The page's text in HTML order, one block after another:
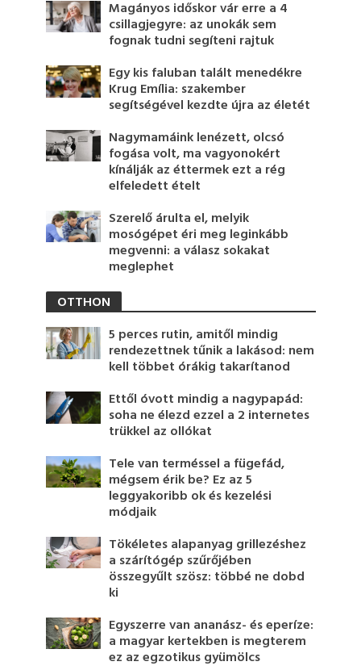
Magányos időskor vár erre a 4
csillagjegyre: az unokák sem
fognak tudni segíteni rajtuk
Egy kis faluban talált menedékre
Krug Emília: szakember
segítségével kezdte újra az életét
Nagymamáink lenézett, olcsó
fogása volt, ma vagyonokért
kínálják az éttermek ezt a rég
elfeledett ételt
Szerelő árulta el, melyik
mosógépet éri meg leginkább
megvenni: a válasz sokakat
meglephet
OTTHON
5 perces rutin, amitől mindig
rendezettnek tűnik a lakásod: nem
kell többet órákig takarítanod
Ettől óvott mindig a nagypapád:
soha ne élezd ezzel a 2 internetes
trükkel az ollókat
Tele van terméssel a fügefád,
mégsem érik be? Ez az 5
leggyakoribb ok és kezelési
módjaik
Tökéletes alapanyag grillezéshez
a szárítógép szűrőjében
összegyűlt szösz: többé ne dobd
ki
Egyszerre van ananász- és eperíze:
a magyar kertekben is megterem
ez az egzotikus gyümölcs